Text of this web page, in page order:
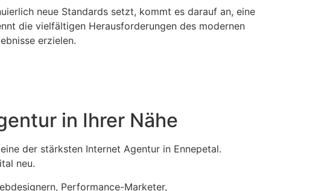
neue Standards setzt, kommt es darauf an, eine
die vielfältigen Herausforderungen des modernen
erzielen.
in Ihrer Nähe
der stärksten Internet Agentur in Ennepetal.
neu.
Performance-Marketer,